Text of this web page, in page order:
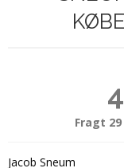
Fragt
Jacob Sneum